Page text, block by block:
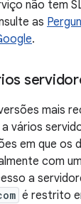
não tem
as
.
mais
vários
em que os
com
a
é restrito